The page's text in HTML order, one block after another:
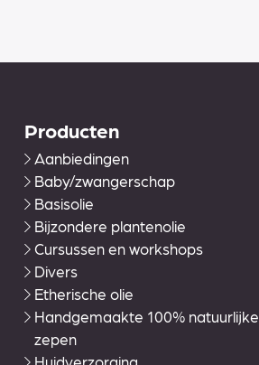
Producten
Aanbiedingen
Baby/zwangerschap
Basisolie
Bijzondere plantenolie
Cursussen en workshops
Divers
Etherische olie
Handgemaakte 100% natuurlijke
zepen
Huidverzorging